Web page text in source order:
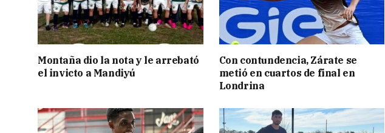
Montaña dio la nota y le arrebató
el invicto a Mandiyú
Con contundencia, Zárate se
metió en cuartos de final en
Londrina